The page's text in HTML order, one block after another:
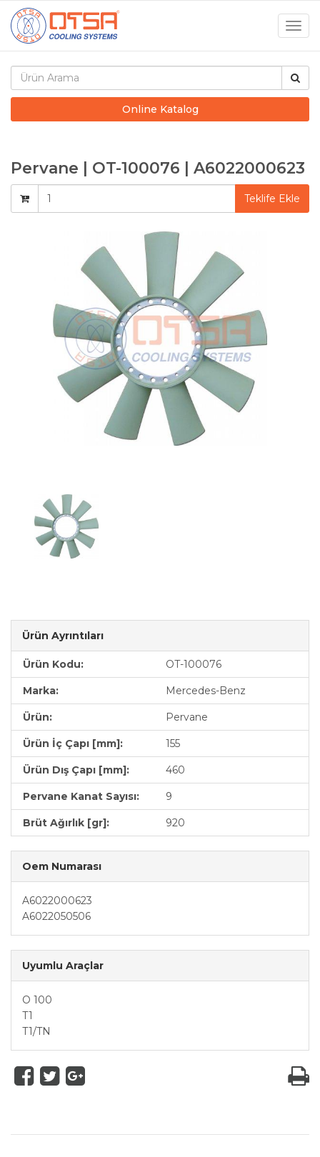
Online Katalog
Pervane | OT-100076 | A6022000623
Teklife Ekle
Ürün Ayrıntıları
Ürün Kodu: OT-100076
Marka: Mercedes-Benz
Ürün: Pervane
Ürün İç Çapı [mm]: 155
Ürün Dış Çapı [mm]: 460
Pervane Kanat Sayısı: 9
Brüt Ağırlık [gr]: 920
Oem Numarası
A6022000623
A6022050506
Uyumlu Araçlar
O 100
T1
T1/TN